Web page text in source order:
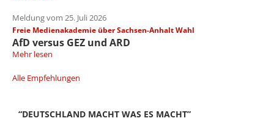
Meldung vom 25. Juli 2026
Freie Medienakademie über Sachsen-Anhalt Wahl
AfD versus GEZ und ARD
Mehr lesen
Alle Empfehlungen
“DEUTSCHLAND MACHT WAS ES MACHT”